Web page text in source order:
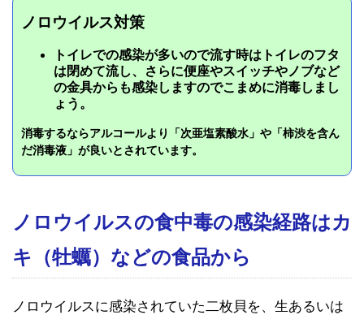
ノロウイルス対策
トイレでの感染が多いので流す時はトイレのフタ
は閉めて流し、さらに便座やスイッチやノブなど
の金具からも感染しますのでこまめに消毒しまし
ょう。
消毒するならアルコールより「次亜塩素酸水」や「柿渋を含ん
だ消毒液」が良いとされています。
ノロウイルスの食中毒の感染経路はカ
キ（牡蠣）などの食品から
ノロウイルスに感染されていた二枚貝を、生あるいは